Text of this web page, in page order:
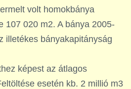
volt homokbánya
107 020 m2. A bánya 2005-
illetékes bányakapitányság
képest az átlagos
esetén kb. 2 millió m3